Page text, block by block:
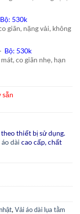
Bộ: 530k
giãn, nặng vải, không
Bộ: 530k
co giãn nhẹ, hạn
sẵn
thiết bị sử dụng.
dài cao cấp, chất
, Vải áo dài lụa tằm